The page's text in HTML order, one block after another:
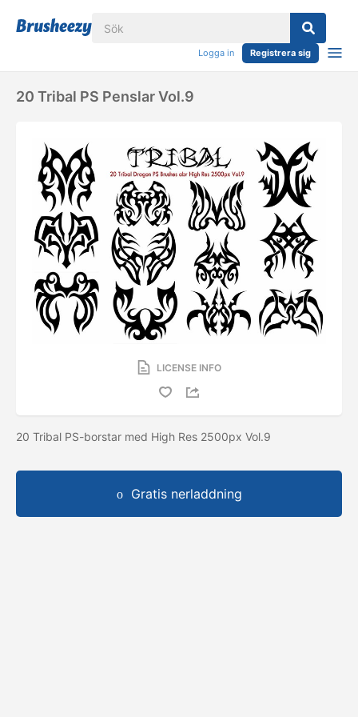
Logga in Registrera sig
20 Tribal PS Penslar Vol.9
LICENSE INFO
20 Tribal PS-borstar med High Res 2500px Vol.9
Gratis nerladdning